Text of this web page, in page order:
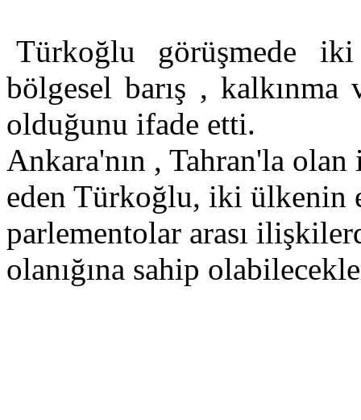
Türkoğlu görüşmede
bölgesel barış , kalkınma
olduğunu ifade etti.
Ankara'nın , Tahran'la
eden Türkoğlu, iki ülkenin
parlementolar arası
olanığına sahip